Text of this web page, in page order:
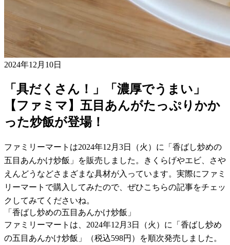
2024年12月10日
「具だくさん！」「濃厚でうまい」
【ファミマ】五目あんがたっぷりかか
った炒飯が登場！
ファミリーマートは2024年12月3日（火）に「香ばし炒めの
五目あんかけ炒飯」を販売しました。きくらげやエビ、さや
えんどうなどさまざまな具材が入っています。実際にファミ
リーマートで購入してみたので、ぜひこちらの記事をチェッ
クしてみてくださいね。
「香ばし炒めの五目あんかけ炒飯」
ファミリーマートは、2024年12月3日（火）に「香ばし炒め
の五目あんかけ炒飯」（税込598円）を順次発売しました。